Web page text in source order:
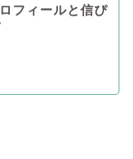
フィールと信ぴ